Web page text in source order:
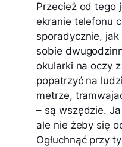
Przecież od tego
ekranie telefonu
sporadycznie,
sobie
okularki na oczy
popatrzyć na
metrze,
– są wszędzie.
ale nie żeby się
Ogłuchnąć przy